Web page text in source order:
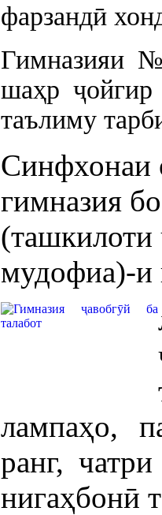
фарзандӣ
Гимназияи
шаҳр
таълиму
Синфхонаи
гимназия
(ташкилоти
мудофиа)-и
лампаҳо,
ранг,
нигаҳбонӣ